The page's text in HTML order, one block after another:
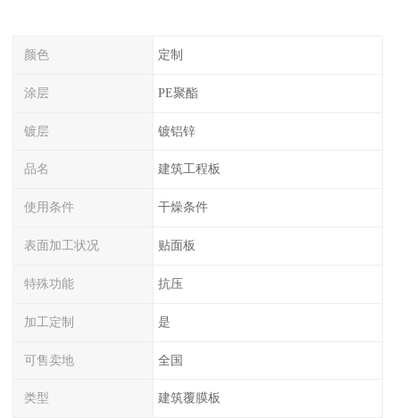
颜色 定制
涂层 PE聚酯
镀层 镀铝锌
品名 建筑工程板
使用条件 干燥条件
表面加工状况 贴面板
特殊功能 抗压
加工定制 是
可售卖地 全国
类型 建筑覆膜板